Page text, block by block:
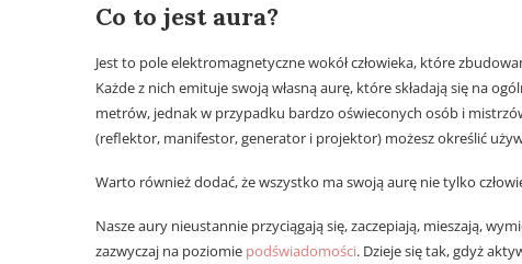
Co to jest aura?
Jest to pole elektromagnetyczne wokół człowieka, które
Każde z nich emituje swoją własną aurę, które składają się na
metrów, jednak w przypadku bardzo oświeconych osób i
(reflektor, manifestor, generator i projektor) możesz określić
Warto również dodać, że wszystko ma swoją aurę nie tylko
Nasze aury nieustannie przyciągają się, zaczepiają, mieszają,
zazwyczaj na poziomie podświadomości. Dzieje się tak, gdyż